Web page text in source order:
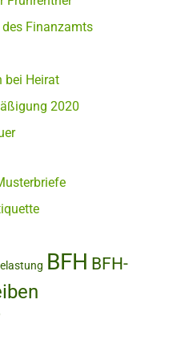
Finanzamts
bei Heirat
2020
BFH BFH-